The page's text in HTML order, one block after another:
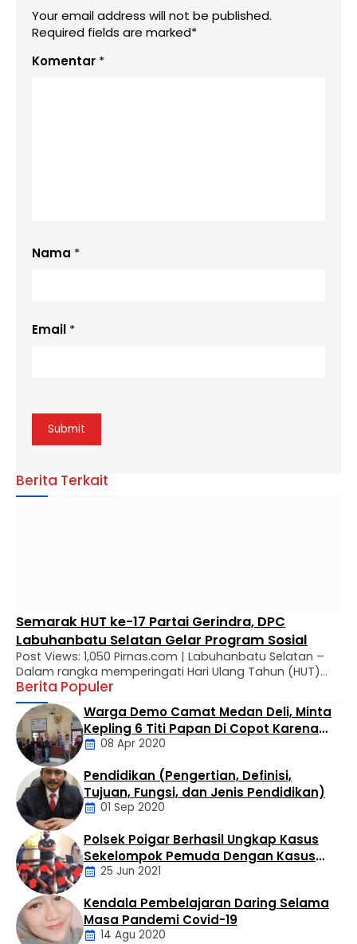
Your email address will not be published.
Required fields are marked*
Komentar *
Nama *
Email *
Berita Terkait
Semarak HUT ke-17 Partai Gerindra, DPC
Labuhanbatu Selatan Gelar Program Sosial
Post Views: 1,050 Pirnas.com | Labuhanbatu Selatan –
Dalam rangka memperingati Hari Ulang Tahun (HUT)
ke-17 Partai Gerindra, Dewan Pimpinan Cabang (DPC)
Gerindra Labuhanbatu Selatan mengadakan
serangkaian kegiatan sosial yang memberikan
manfaat langsung bagi masyarakat. Acara ini
berlangsung pada Selasa, 6 Februari 2025, di Kota
Pinang dan dihadiri oleh seluruh pengurus dan berbagai
elemen masyarakat. …
Berita Populer
Daerah
Warga Demo Camat Medan Deli, Minta
Kepling 6 Titi Papan Di Copot Karena
Tak Perduli Sama Warganya
08 Apr 2020
Artikel
Pendidikan (Pengertian, Definisi,
Tujuan, Fungsi, dan Jenis Pendidikan)
01 Sep 2020
Daerah
Polsek Poigar Berhasil Ungkap Kasus
Sekelompok Pemuda Dengan Kasus
Pencabulan
25 Jun 2021
Kendala Pembelajaran Daring Selama
Masa Pandemi Covid-19
14 Agu 2020